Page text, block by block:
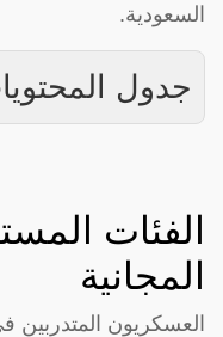
السعودية.
جدول
الفئات
المجانية
العسكريون المتدربين